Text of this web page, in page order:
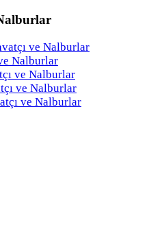
ve Nalburlar
Nalburlar
ve Nalburlar
ve Nalburlar
ve Nalburlar